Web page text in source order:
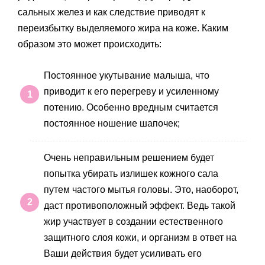
сальных желез и как следствие приводят к
переизбытку выделяемого жира на коже. Каким
образом это может происходить:
Постоянное укутывание малыша, что
приводит к его перегреву и усиленному
потению. Особенно вредным считается
постоянное ношение шапочек;
Очень неправильным решением будет
попытка убирать излишек кожного сала
путем частого мытья головы. Это, наоборот,
даст противоположный эффект. Ведь такой
жир участвует в создании естественного
защитного слоя кожи, и организм в ответ на
Ваши действия будет усиливать его